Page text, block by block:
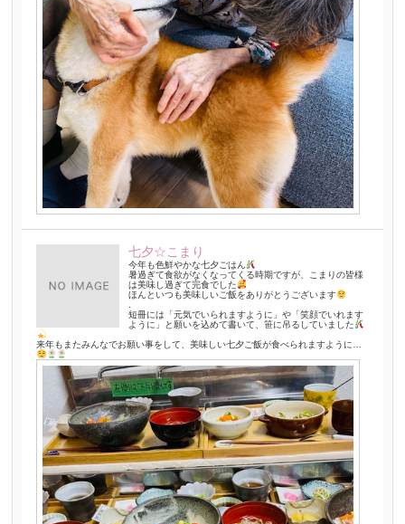
七夕☆こまり
今年も色鮮やかな七夕ごはん
暑過ぎて食欲がなくなってくる時期ですが、こまりの皆様
は美味し過ぎて完食でした
ほんといつも美味しいご飯をありがとうございます
短冊には「元気でいられますように」や「笑顔でいれます
ように」と願いを込めて書いて、笹に吊るしていました
来年もまたみんなでお願い事をして、美味しい七夕ご飯が食べられますように…